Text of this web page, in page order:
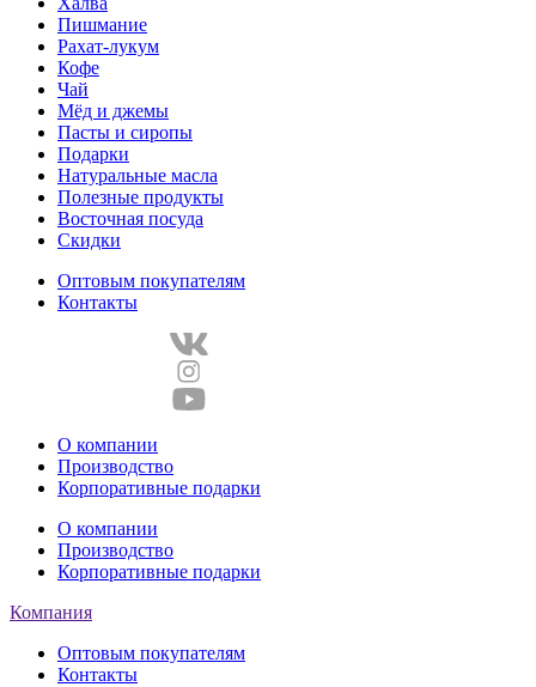
Пишмание
Рахат-лукум
Кофе
Чай
Мёд и джемы
Пасты и сиропы
Подарки
Натуральные масла
Полезные продукты
Восточная посуда
Скидки
Оптовым покупателям
Контакты
О компании
Производство
Корпоративные подарки
О компании
Производство
Корпоративные подарки
Компания
Оптовым покупателям
Контакты